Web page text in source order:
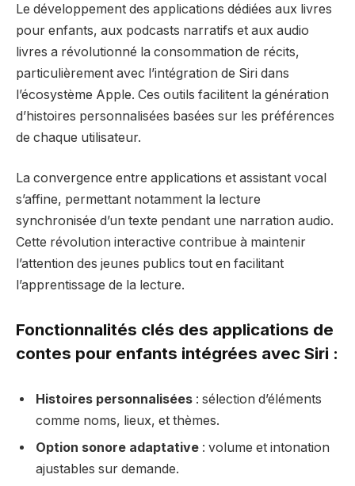
Le développement des applications dédiées aux livres
pour enfants, aux podcasts narratifs et aux audio
livres a révolutionné la consommation de récits,
particulièrement avec l’intégration de Siri dans
l’écosystème Apple. Ces outils facilitent la génération
d’histoires personnalisées basées sur les préférences
de chaque utilisateur.
La convergence entre applications et assistant vocal
s’affine, permettant notamment la lecture
synchronisée d’un texte pendant une narration audio.
Cette révolution interactive contribue à maintenir
l’attention des jeunes publics tout en facilitant
l’apprentissage de la lecture.
Fonctionnalités clés des applications de
contes pour enfants intégrées avec Siri :
Histoires personnalisées : sélection d’éléments
comme noms, lieux, et thèmes.
Option sonore adaptative : volume et intonation
ajustables sur demande.